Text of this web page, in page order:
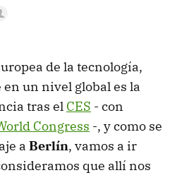
de la tecnología,
un nivel global es la
tras el CES - con
Congress -, y como se
a Berlín, vamos a ir
que allí nos